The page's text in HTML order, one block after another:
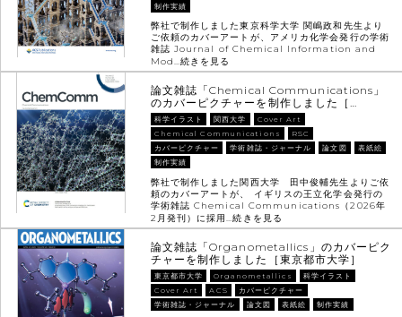
制作実績
弊社で制作しました東京科学大学 関嶋政和先生より
ご依頼のカバーアートが、アメリカ化学会発行の学術
雑誌 Journal of Chemical Information and
Mod…続きを見る
論文雑誌「Chemical Communications」
のカバーピクチャーを制作しました［…
科学イラスト 関西大学
Cover Art
Chemical Communications
RSC
カバーピクチャー
学術雑誌・ジャーナル 論文図
表紙絵
制作実績
弊社で制作しました関西大学 田中俊輔先生よりご依
頼のカバーアートが、 イギリスの王立化学会発行の
学術雑誌 Chemical Communications（2026年
2月発刊）に採用…続きを見る
論文雑誌「Organometallics」のカバーピク
チャーを制作しました［東京都市大学］
東京都市大学 Organometallics
科学イラスト
Cover Art
ACS
カバーピクチャー
学術雑誌・ジャーナル
論文図 表紙絵 制作実績